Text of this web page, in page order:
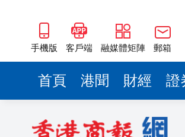
手機版 客戶端 融媒體矩陣 郵箱
首頁 港聞 財經 證
鄧炳強刊1994
豆包開始收費
45歲美容師
深中通道一到